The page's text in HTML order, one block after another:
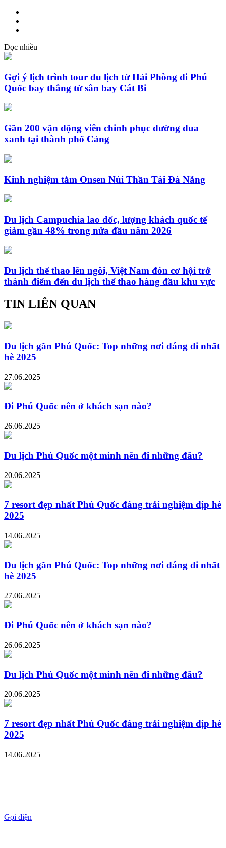
Đọc nhiều
Gợi ý lịch trình tour du lịch từ Hải Phòng đi Phú
Quốc bay thẳng từ sân bay Cát Bi
Gần 200 vận động viên chinh phục đường đua
xanh tại thành phố Cảng
Kinh nghiệm tắm Onsen Núi Thần Tài Đà Nẵng
Du lịch Campuchia lao dốc, lượng khách quốc tế
giảm gần 48% trong nửa đầu năm 2026
Du lịch thể thao lên ngôi, Việt Nam đón cơ hội trở
thành điểm đến du lịch thể thao hàng đầu khu vực
TIN LIÊN QUAN
Du lịch gần Phú Quốc: Top những nơi đáng đi nhất
hè 2025
27.06.2025
Đi Phú Quốc nên ở khách sạn nào?
26.06.2025
Du lịch Phú Quốc một mình nên đi những đâu?
20.06.2025
7 resort đẹp nhất Phú Quốc đáng trải nghiệm dịp hè
2025
14.06.2025
Du lịch gần Phú Quốc: Top những nơi đáng đi nhất
hè 2025
27.06.2025
Đi Phú Quốc nên ở khách sạn nào?
26.06.2025
Du lịch Phú Quốc một mình nên đi những đâu?
20.06.2025
7 resort đẹp nhất Phú Quốc đáng trải nghiệm dịp hè
2025
14.06.2025
Gọi điện